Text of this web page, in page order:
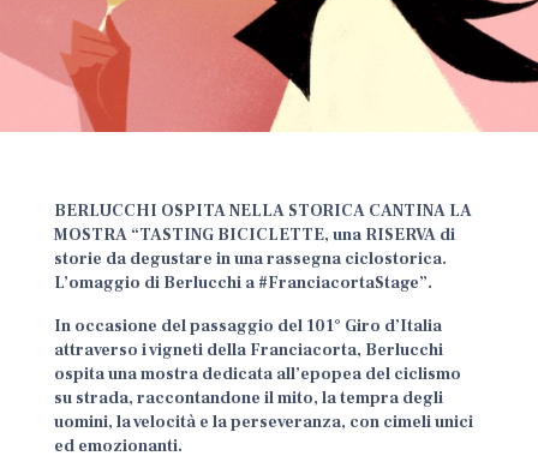
BERLUCCHI OSPITA NELLA STORICA CANTINA LA
MOSTRA “TASTING BICICLETTE, una RISERVA di
storie da degustare in una rassegna ciclostorica.
L’omaggio di Berlucchi a #FranciacortaStage”.
In occasione del passaggio del 101° Giro d’Italia
attraverso i vigneti della Franciacorta, Berlucchi
ospita una mostra dedicata all’epopea del ciclismo
su strada, raccontandone il mito, la tempra degli
uomini, la velocità e la perseveranza, con cimeli unici
ed emozionanti.